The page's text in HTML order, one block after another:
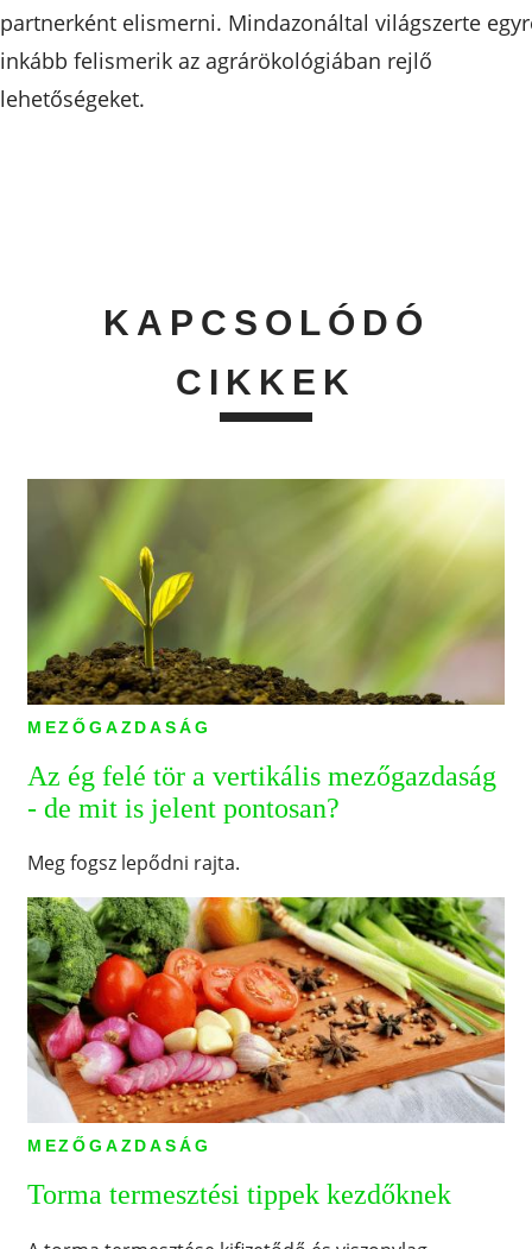
partnerként elismerni. Mindazonáltal világszerte
inkább felismerik az agrárökológiában rejlő
lehetőségeket.
KAPCSOLÓDÓ
CIKKEK
MEZŐGAZDASÁG
Az ég felé tör a vertikális mezőgazdaság
- de mit is jelent pontosan?
Meg fogsz lepődni rajta.
MEZŐGAZDASÁG
Torma termesztési tippek kezdőknek